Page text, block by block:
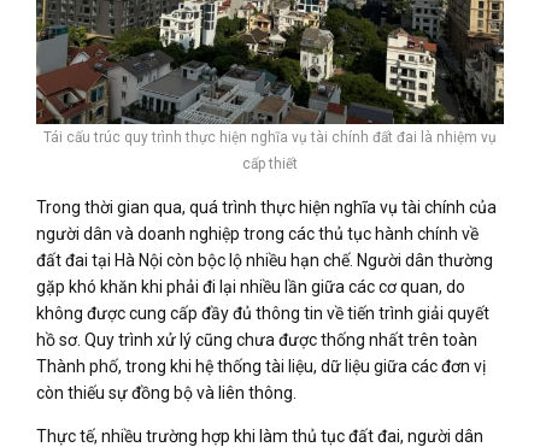
Tái cấu trúc quy trình thực hiện nghĩa vụ tài chính đất đai là nhiệm vụ
cấp thiết
Trong thời gian qua, quá trình thực hiện nghĩa vụ tài chính của
người dân và doanh nghiệp trong các thủ tục hành chính về
đất đai tại Hà Nội còn bộc lộ nhiều hạn chế. Người dân thường
gặp khó khăn khi phải đi lại nhiều lần giữa các cơ quan, do
không được cung cấp đầy đủ thông tin về tiến trình giải quyết
hồ sơ. Quy trình xử lý cũng chưa được thống nhất trên toàn
Thành phố, trong khi hệ thống tài liệu, dữ liệu giữa các đơn vị
còn thiếu sự đồng bộ và liên thông.
Thực tế, nhiều trường hợp khi làm thủ tục đất đai, người dân